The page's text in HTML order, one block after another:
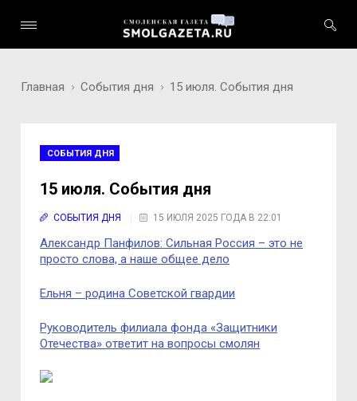
Главная События дня 15 июля. События дня
СОБЫТИЯ ДНЯ
15 июля. События дня
СОБЫТИЯ ДНЯ 15 ИЮЛЯ 2025 ГОДА В 22:01
Александр Панфилов: Сильная Россия – это не
просто слова, а наше общее дело
Ельня – родина Советской гвардии
Руководитель филиала фонда «Защитники
Отечества» ответит на вопросы смолян